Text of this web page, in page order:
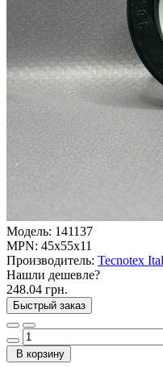
Модель: 141137
MPN: 45x55x11
Производитель: Tecnotex
Нашли дешевле?
248.04 грн.
Быстрый заказ
В корзину